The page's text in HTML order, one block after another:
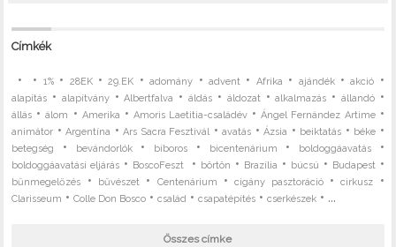
Címkék
• • 1%• 28EK•29.EK •adomány •advent • Afrika • ajándék•akció •
alapítás • alapítvány•Albertfalva •áldás • áldozat •alkalmazás • állandó•
állás •álom • Amerika • Amoris Laetitia-családév •Ángel Fernández Artime•
animátor •Argentína •Ars Sacra Fesztivál •avatás •Ázsia • beiktatás • béke •
betegség • bevándorlók• bíboros • bicentenárium • boldoggáavatás•
boldoggáavatási eljárás • BoscoFeszt • börtön • Brazília • búcsú • Budapest •
bűnmegelőzés • bűvészet • Centenárium •cigány pasztoráció•cirkusz •
Clarisseum •Colle Don Bosco •család •csapatépítés •cserkészek • ...
Összes címke